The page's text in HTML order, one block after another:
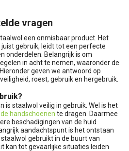
vragen
een onmisbaar product. Het
gebruik, leidt tot een perfecte
onderdelen. Belangrijk is om
in acht te nemen, waaronder de
geven we antwoord op
roest, gebruik en hergebruik.
is staalwol veilig in gebruik. Wel is het
handschoenen te dragen. Daarmee
beschadigingen van de huid
aandachtspunt is het ontstaan
gebruikt in de buurt van
kan tot gevaarlijke situaties leiden